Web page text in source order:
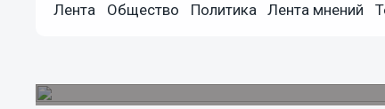
Лента Общество Политика Лента мнений
Татьяны смогут бесплатно